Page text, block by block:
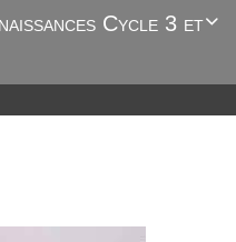

Cycle 3 et